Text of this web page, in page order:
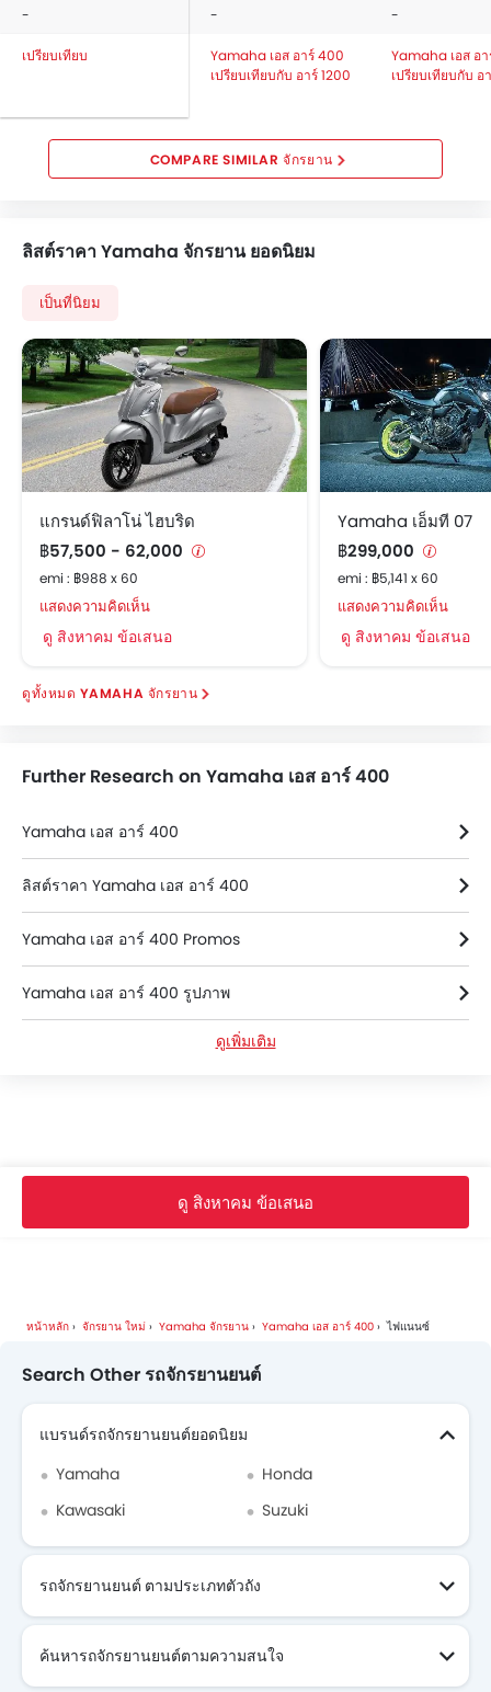
- - -
เปรียบเทียบ
Yamaha เอส อาร์ 400
เปรียบเทียบกับ อาร์ 1200
Yamaha เอส อ
เปรียบเทียบกับ อ
COMPARE SIMILAR จักรยาน
ลิสต์ราคา Yamaha จักรยาน ยอดนิยม
เป็นที่นิยม
แกรนด์ฟิลาโน่ ไฮบริด
฿57,500 - 62,000
emi : ฿988 x 60
แสดงความคิดเห็น
ดู สิงหาคม ข้อเสนอ
Yamaha เอ็มที 07
฿299,000
emi : ฿5,141 x 60
แสดงความคิดเห็น
ดู สิงหาคม ข้อเสนอ
YAMAHA จักรยาน
Further Research on Yamaha เอส อาร์ 400
Yamaha เอส อาร์ 400
ลิสต์ราคา Yamaha เอส อาร์ 400
Yamaha เอส อาร์ 400 Promos
Yamaha เอส อาร์ 400 รูปภาพ
Yamaha เอส อาร์ 400 ข้อมูลจำเพาะ
Yamahaดีลเลอร์ใน bangkok
ดูเพิ่มเติม
ดู สิงหาคม ข้อเสนอ
หน้าหลัก จักรยาน ใหม่ Yamaha จักรยาน Yamaha เอส อาร์ 400 ไฟแนนซ์
Search Other รถจักรยานยนต์
แบรนด์รถจักรยานยนต์ยอดนิยม
Yamaha
Honda
Kawasaki
Suzuki
รถจักรยานยนต์ ตามประเภทตัวถัง
ค้นหารถจักรยานยนต์ตามความสนใจ